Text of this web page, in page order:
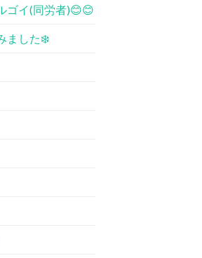
ゴイ(同労者)😊😊
ました❄️